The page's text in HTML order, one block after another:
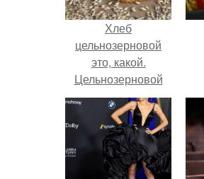
Хлеб
цельнозерновой
это, какой.
Цельнозерновой
хлеб. Настоящий
цельнозерновой
хлеб очень для
здоровья полезен.